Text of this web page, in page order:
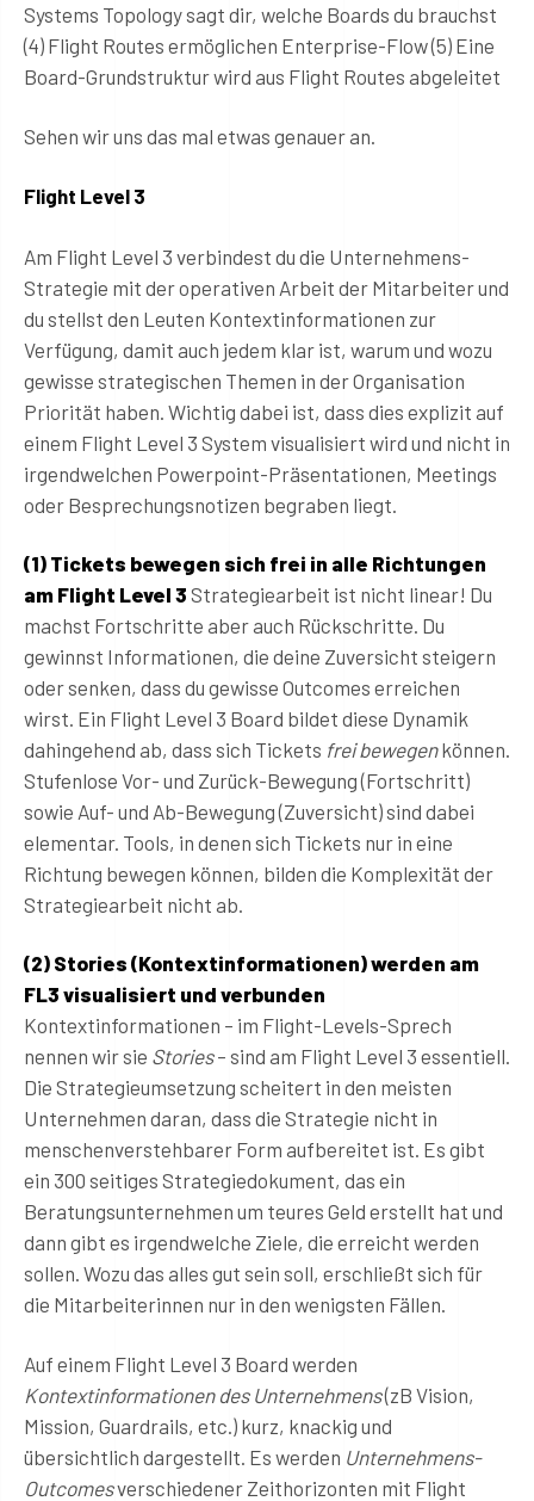
Systems Topology sagt dir, welche Boards du brauchst
(4) Flight Routes ermöglichen Enterprise-Flow (5) Eine
Board-Grundstruktur wird aus Flight Routes abgeleitet
Sehen wir uns das mal etwas genauer an.
Flight Level 3
Am Flight Level 3 verbindest du die Unternehmens-
Strategie mit der operativen Arbeit der Mitarbeiter und
du stellst den Leuten Kontextinformationen zur
Verfügung, damit auch jedem klar ist, warum und wozu
gewisse strategischen Themen in der Organisation
Priorität haben. Wichtig dabei ist, dass dies explizit auf
einem Flight Level 3 System visualisiert wird und nicht in
irgendwelchen Powerpoint-Präsentationen, Meetings
oder Besprechungsnotizen begraben liegt.
(1) Tickets bewegen sich frei in alle Richtungen
am Flight Level 3 Strategiearbeit ist nicht linear! Du
machst Fortschritte aber auch Rückschritte. Du
gewinnst Informationen, die deine Zuversicht steigern
oder senken, dass du gewisse Outcomes erreichen
wirst. Ein Flight Level 3 Board bildet diese Dynamik
dahingehend ab, dass sich Tickets frei bewegenkönnen.
Stufenlose Vor- und Zurück-Bewegung (Fortschritt)
sowie Auf- und Ab-Bewegung (Zuversicht) sind dabei
elementar. Tools, in denen sich Tickets nur in eine
Richtung bewegen können, bilden die Komplexität der
Strategiearbeit nicht ab.
(2) Stories (Kontextinformationen) werden am
FL3 visualisiert und verbunden
Kontextinformationen – im Flight-Levels-Sprech
nennen wir sie Stories– sind am Flight Level 3 essentiell.
Die Strategieumsetzung scheitert in den meisten
Unternehmen daran, dass die Strategie nicht in
menschenverstehbarer Form aufbereitet ist. Es gibt
ein 300 seitiges Strategiedokument, das ein
Beratungsunternehmen um teures Geld erstellt hat und
dann gibt es irgendwelche Ziele, die erreicht werden
sollen. Wozu das alles gut sein soll, erschließt sich für
die Mitarbeiterinnen nur in den wenigsten Fällen.
Auf einem Flight Level 3 Board werden
Kontextinformationen des Unternehmens(zB Vision,
Mission, Guardrails, etc.) kurz, knackig und
übersichtlich dargestellt. Es werden Unternehmens-
Outcomesverschiedener Zeithorizonten mit Flight